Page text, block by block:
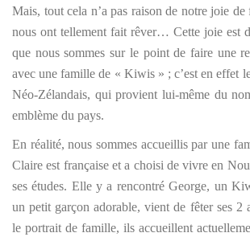
Mais, tout cela n’a pas raison de notre joie de
nous ont tellement fait rêver… Cette joie est
que nous sommes sur le point de faire une
avec une famille de « Kiwis » ; c’est en effet
Néo-Zélandais, qui provient lui-même du
emblème du pays.
En réalité, nous sommes accueillis par une
Claire est française et a choisi de vivre en
ses études. Elle y a rencontré George, un
un petit garçon adorable, vient de fêter ses 2
le portrait de famille, ils accueillent